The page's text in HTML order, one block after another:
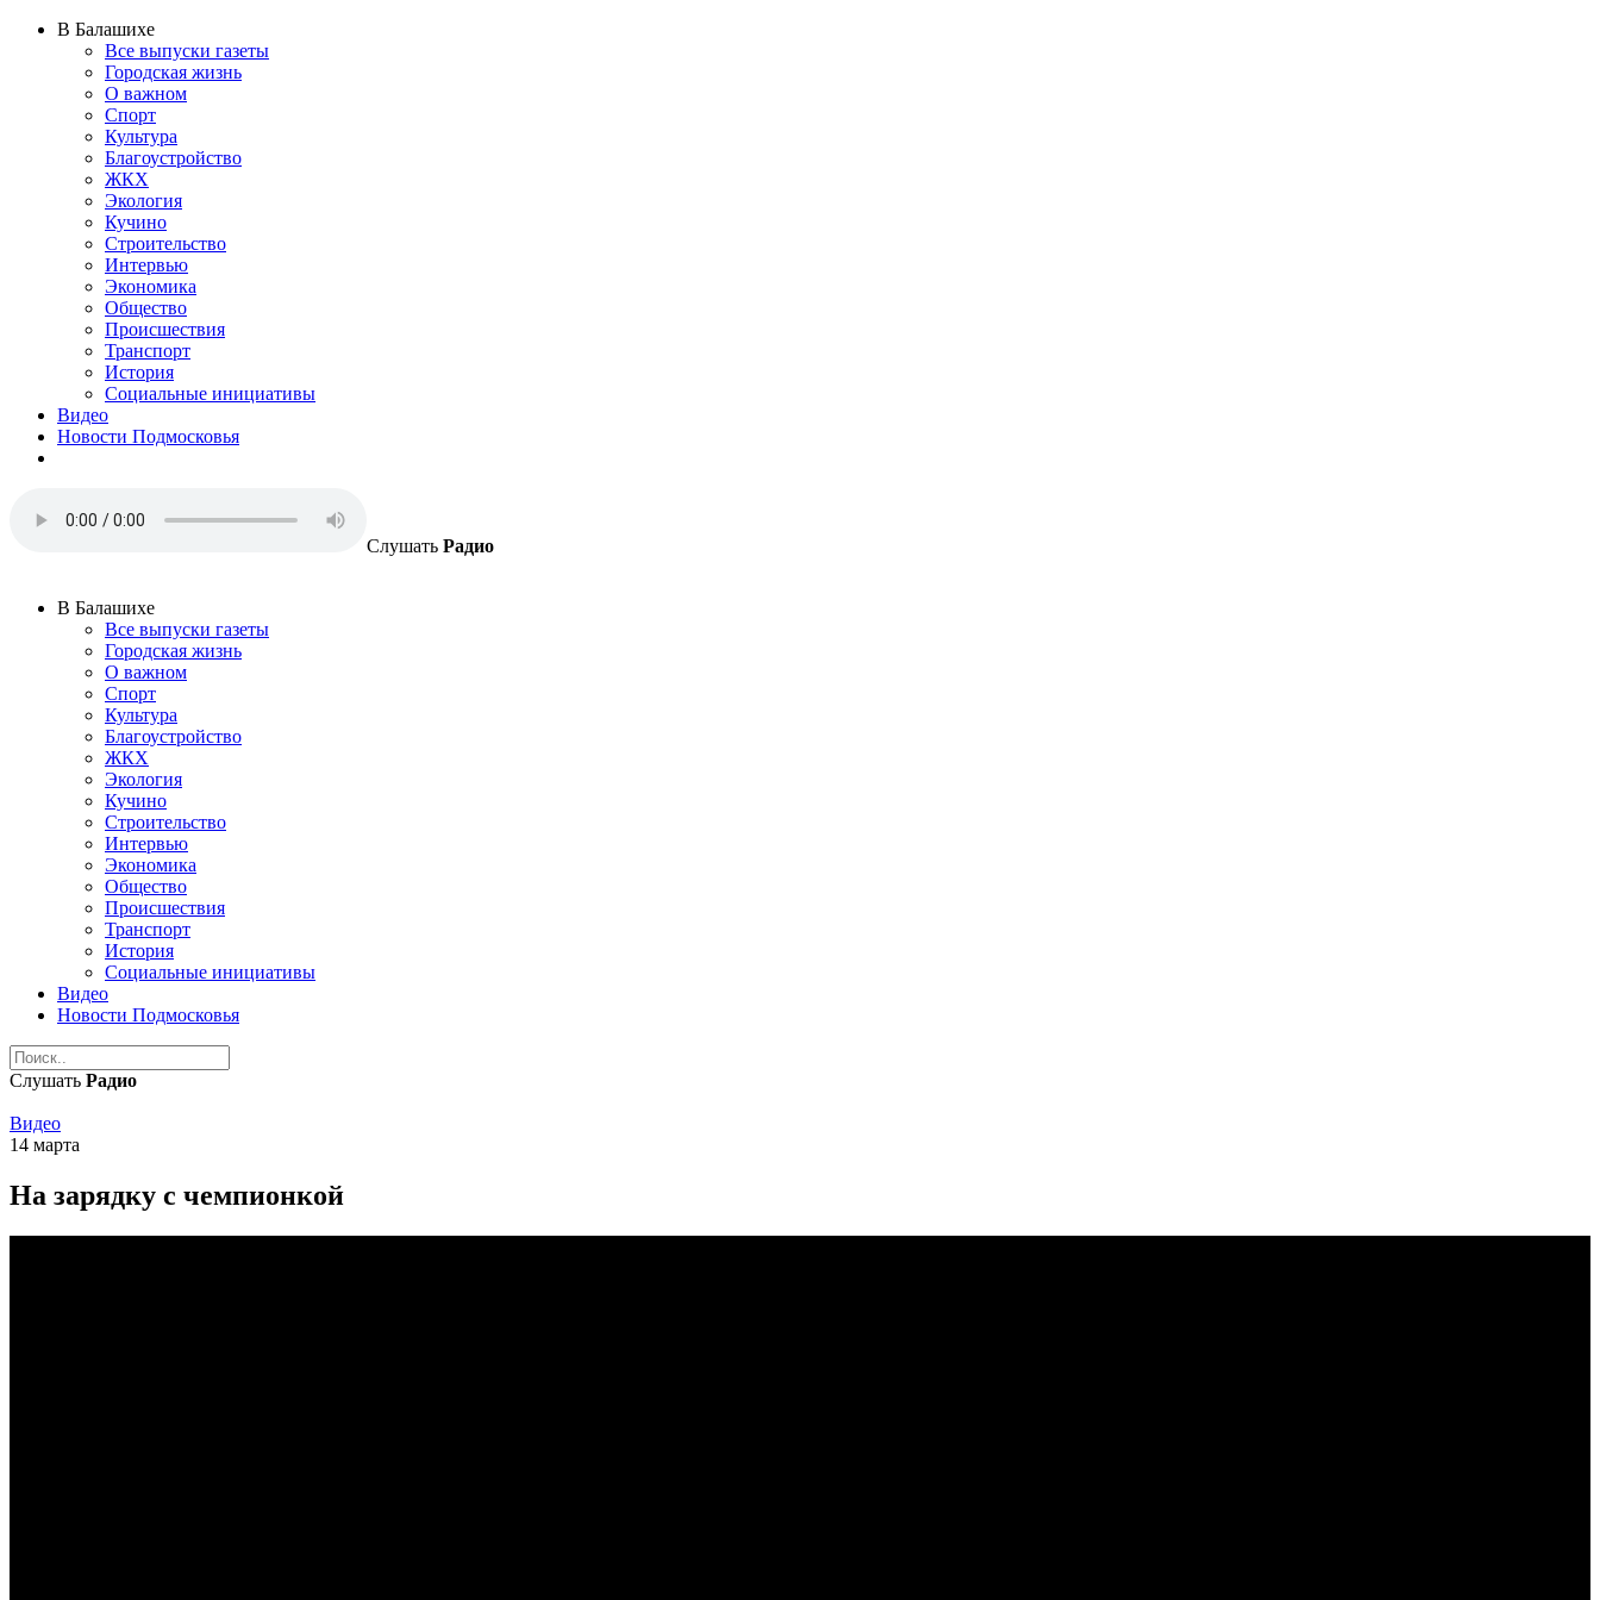
В Балашихе
Все выпуски газеты
Городская жизнь
О важном
Спорт
Культура
Благоустройство
ЖКХ
Экология
Кучино
Строительство
Интервью
Экономика
Общество
Происшествия
Транспорт
История
Социальные инициативы
Видео
Новости Подмосковья
Слушать Радио
В Балашихе
Все выпуски газеты
Городская жизнь
О важном
Спорт
Культура
Благоустройство
ЖКХ
Экология
Кучино
Строительство
Интервью
Экономика
Общество
Происшествия
Транспорт
История
Социальные инициативы
Видео
Новости Подмосковья
Слушать Радио
Видео
14 марта
На зарядку с чемпионкой